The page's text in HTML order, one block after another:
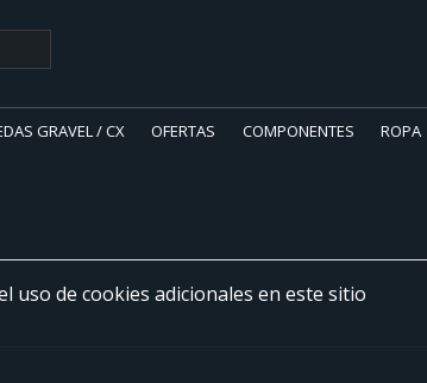
GRAVEL / CX OFERTAS COMPONENTES ROPA
uso de cookies adicionales en este sitio